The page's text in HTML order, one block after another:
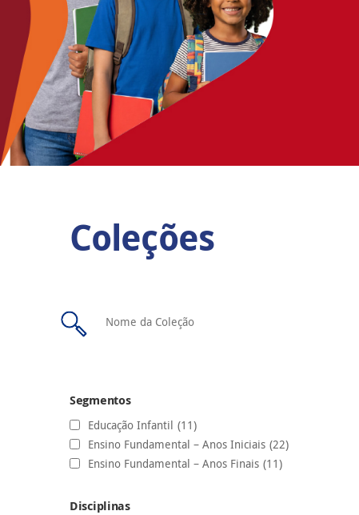
Coleções
Segmentos
Educação Infantil (11)
Ensino Fundamental – Anos Iniciais (22)
Ensino Fundamental – Anos Finais (11)
Disciplinas